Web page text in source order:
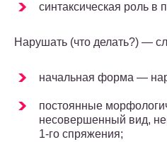
синтаксическая роль в
Нарушать (что делать?) —
начальная форма —
постоянные
несовершенный вид,
1-го спряжения;